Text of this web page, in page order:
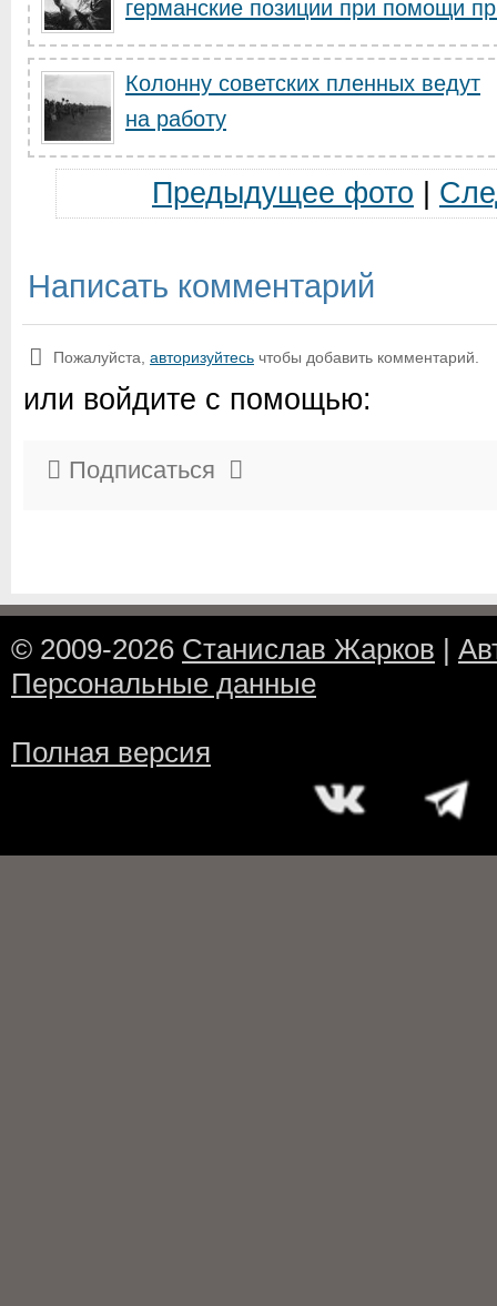
германские позиции при помощи
Колонну советских пленных ведут
на работу
Предыдущее фото
Написать комментарий
Пожалуйста, авторизуйтесь чтобы добавить комментарий.
или войдите с помощью:
Подписаться
© 2009-2026 Станислав Жарков |
Персональные данные
Полная версия